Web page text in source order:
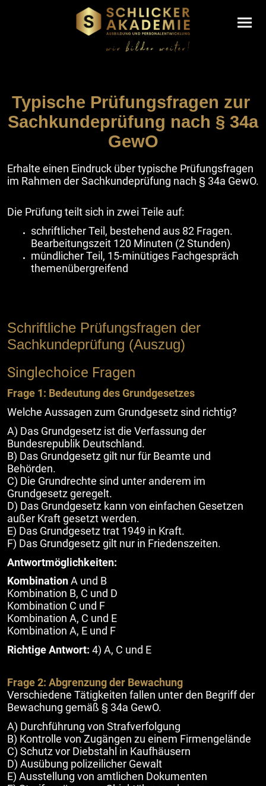
Typische Prüfungsfragen zur
Sachkundeprüfung nach § 34a
GewO
Erhalte einen Eindruck über typische Prüfungsfragen
im Rahmen der Sachkundeprüfung nach § 34a GewO.
Die Prüfung teilt sich in zwei Teile auf:
schriftlicher Teil, bestehend aus 82 Fragen.
Bearbeitungszeit 120 Minuten (2 Stunden)
mündlicher Teil, 15-minütiges Fachgespräch
themenübergreifend
Schriftliche Prüfungsfragen der
Sachkundeprüfung (Auszug)
Singlechoice Fragen
Frage 1: Bedeutung des Grundgesetzes
Welche Aussagen zum Grundgesetz sind richtig?
A) Das Grundgesetz ist die Verfassung der
Bundesrepublik Deutschland.
B) Das Grundgesetz gilt nur für Beamte und
Behörden.
C) Die Grundrechte sind unter anderem im
Grundgesetz geregelt.
D) Das Grundgesetz kann von einfachen Gesetzen
außer Kraft gesetzt werden.
E) Das Grundgesetz trat 1949 in Kraft.
F) Das Grundgesetz gilt nur in Friedenszeiten.
Antwortmöglichkeiten:
KombinationA und B
Kombination B, C und D
Kombination C und F
Kombination A, C und E
Kombination A, E und F
Richtige Antwort: 4) A, C und E
Frage 2: Abgrenzung der Bewachung
Verschiedene Tätigkeiten fallen unter den Begriff der
Bewachung gemäß § 34a GewO.
A) Durchführung von Strafverfolgung
B) Kontrolle von Zugängen zu einem Firmengelände
C) Schutz vor Diebstahl in Kaufhäusern
D) Ausübung polizeilicher Gewalt
E) Ausstellung von amtlichen Dokumenten